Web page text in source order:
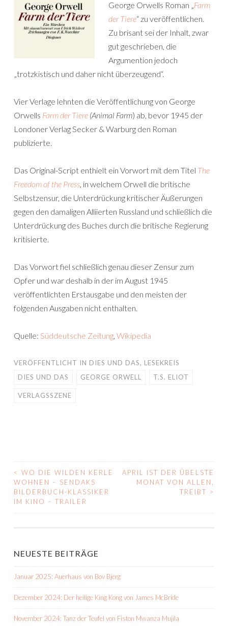
George Orwells Roman „Farm
der Tiere“ zu veröffentlichen.
Zu brisant sei der Inhalt, zwar
gut geschrieben, die
Argumention jedoch
„trotzkistisch und daher nicht überzeugend“.
Vier Verlage lehnten die Veröffentlichung von George
Orwells Farm der Tiere (Animal Farm) ab, bevor 1945 der
Londoner Verlag Secker & Warburg den Roman
publizierte.
Das Original-Script enthielt ein Vorwort mit dem Titel The
Freedom of the Press, in welchem Orwell die britische
Selbstzensur, die Unterdrückung kritischer Äußerungen
gegen den damaligen Alliierten Russland und schließlich die
Unterdrückung des Buches durch die britische Regierung
kritisierte.
Das Vorwort fiel schließlich genau dieser Zensur zum
Opfer und war deshalb in der im August 1945
veröffentlichten Erstausgabe und den meisten der
folgenden Ausgaben nicht enthalten.
Quelle: Süddeutsche Zeitung, Wikipedia
VERÖFFENTLICHT IN DIES UND DAS, LESEKREIS
DIES UND DAS
GEORGE ORWELL T.S. ELIOT
VERLAGSSZENE
BEITRAGS-
NAVIGATION
< WO DIE WILDEN KERLE
WOHNEN – SENDAKS
BILDERBUCH-KLASSIKER
IM KINO – TRAILER
APRIL IST DER ÜBELSTE
MONAT VON ALLEN,
TREIBT >
NEUESTE BEITRÄGE
Januar 2025: Auerhaus von Bov Bjerg
Dezember 2024: Der heilige King Kong von James McBride
November 2024: Tanz der Teufel von Fiston Mwanza Mujila